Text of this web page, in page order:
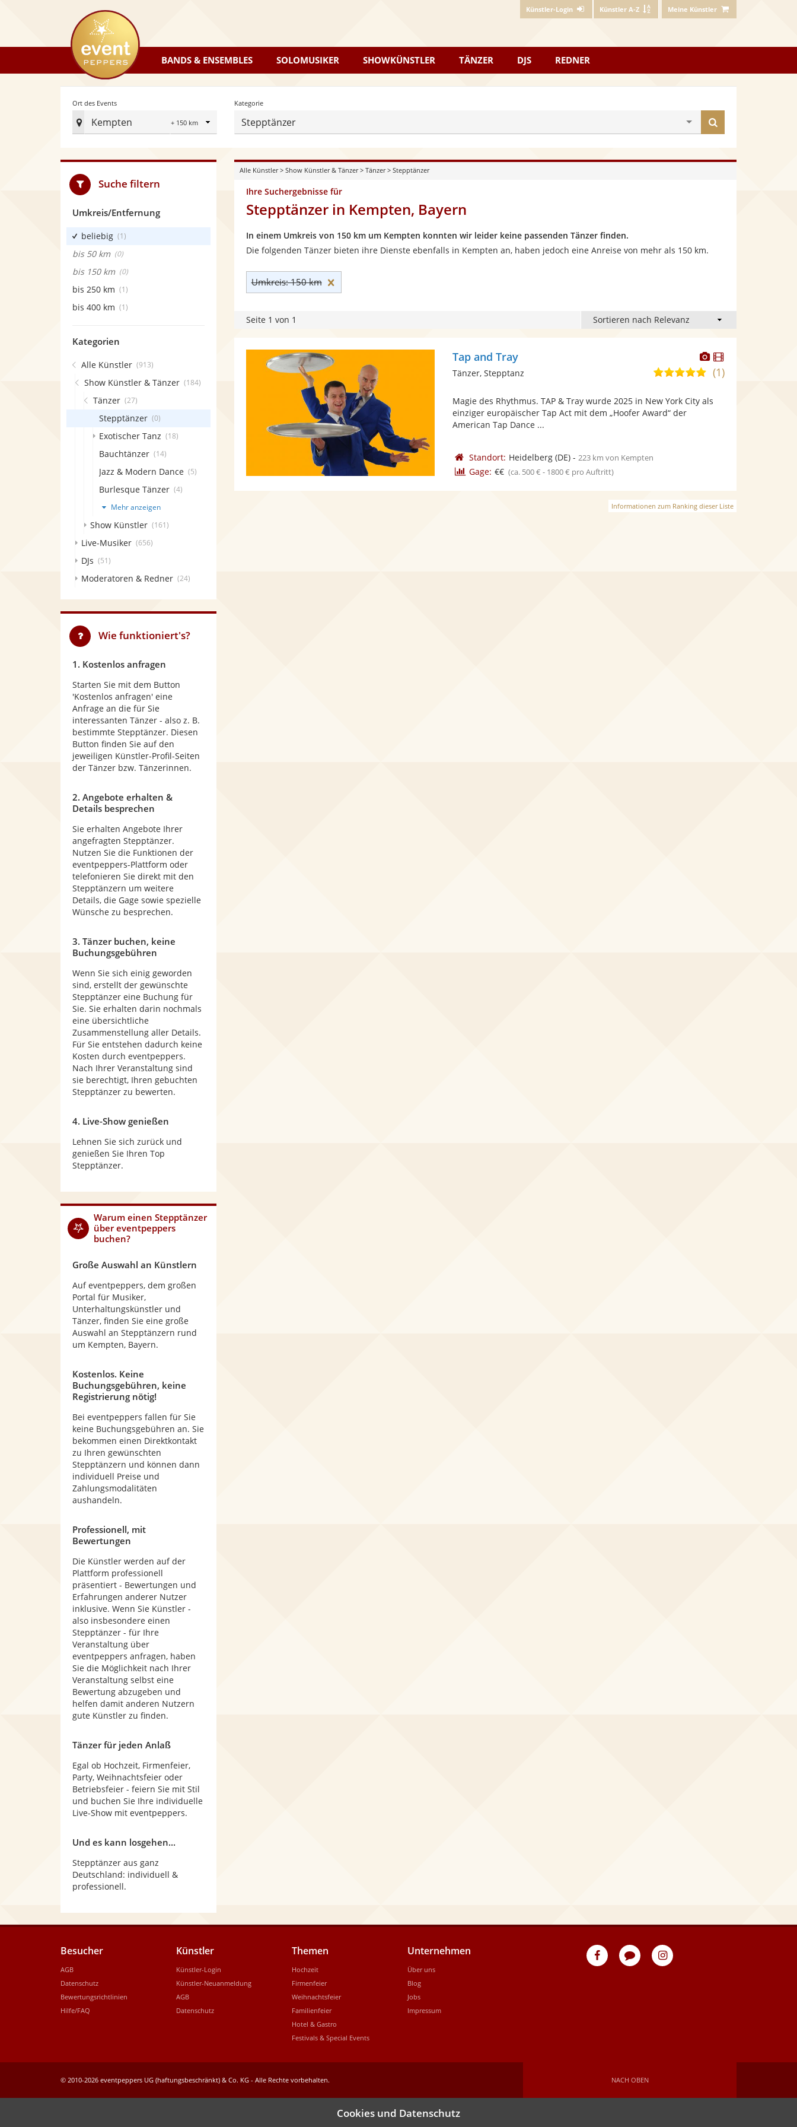
Künstler-Login Künstler A-Z Meine Künstler
eventpeppers
BANDS & ENSEMBLES SOLOMUSIKER SHOWKÜNSTLER TÄNZER DJS REDNER
Ort des Events
Kempten
Radius
Ort
Events
festlegen
Kategorie
Stepptänzer
finden
Alle Künstler> Show Künstler & Tänzer> Tänzer> Stepptänzer
Ihre Suchergebnisse für
Stepptänzer in Kempten, Bayern
In einem Umkreis von 150 km um Kempten konnten wir leider keine passenden Tänzer finden.
Die folgenden Tänzer bieten ihre Dienste ebenfalls in Kempten an, haben jedoch eine Anreise von mehr als 150 km.
Umkreis: 150 km
Seite 1 von 1
Dieser
Künstler
stellt
bereit.
Dieser
Künstler
Tap and Tray
5,0
5
(1)
Tänzer, Stepptanz
Magie des Rhythmus. TAP & Tray wurde 2025 in New York City als
einziger europäischer Tap Act mit dem „Hoofer Award“ der
American Tap Dance ...
Standort: Heidelberg(DE)- 223 km von Kempten
Gage: €€ (ca. 500 € - 1800 € pro Auftritt)
Informationen zum Ranking dieser Liste
Suche filtern
Umkreis/Entfernung
beliebig (1)
bis 50 km (0)
bis 150 km (0)
bis 250 km (1)
bis 400 km (1)
Kategorien
Alle Künstler (913)
Show Künstler & Tänzer (184)
Tänzer (27)
Stepptänzer (0)
Exotischer Tanz (18)
Bauchtänzer (14)
Jazz & Modern Dance (5)
Burlesque Tänzer (4)
Mehr anzeigen
Show Künstler (161)
Live-Musiker (656)
DJs (51)
Moderatoren & Redner (24)
Wie funktioniert's?
1. Kostenlos anfragen
Starten Sie mit dem Button
'Kostenlos anfragen' eine
Anfrage an die für Sie
interessanten Tänzer - also z. B.
bestimmte Stepptänzer. Diesen
Button finden Sie auf den
jeweiligen Künstler-Profil-Seiten
der Tänzer bzw. Tänzerinnen.
2. Angebote erhalten &
Details besprechen
Sie erhalten Angebote Ihrer
angefragten Stepptänzer.
Nutzen Sie die Funktionen der
eventpeppers-Plattform oder
telefonieren Sie direkt mit den
Stepptänzern um weitere
Details, die Gage sowie spezielle
Wünsche zu besprechen.
3. Tänzer buchen, keine
Buchungsgebühren
Wenn Sie sich einig geworden
sind, erstellt der gewünschte
Stepptänzer eine Buchung für
Sie. Sie erhalten darin nochmals
eine übersichtliche
Zusammenstellung aller Details.
Für Sie entstehen dadurch keine
Kosten durch eventpeppers.
Nach Ihrer Veranstaltung sind
sie berechtigt, Ihren gebuchten
Stepptänzer zu bewerten.
4. Live-Show genießen
Lehnen Sie sich zurück und
genießen Sie Ihren Top
Stepptänzer.
Warum einen Stepptänzer
über eventpeppers
buchen?
Große Auswahl an Künstlern
Auf eventpeppers, dem großen
Portal für Musiker,
Unterhaltungskünstler und
Tänzer, finden Sie eine große
Auswahl an Stepptänzern rund
um Kempten, Bayern.
Kostenlos. Keine
Buchungsgebühren, keine
Registrierung nötig!
Bei eventpeppers fallen für Sie
keine Buchungsgebühren an. Sie
bekommen einen Direktkontakt
zu Ihren gewünschten
Stepptänzern und können dann
individuell Preise und
Zahlungsmodalitäten
aushandeln.
Professionell, mit
Bewertungen
Die Künstler werden auf der
Plattform professionell
präsentiert - Bewertungen und
Erfahrungen anderer Nutzer
inklusive. Wenn Sie Künstler -
also insbesondere einen
Stepptänzer - für Ihre
Veranstaltung über
eventpeppers anfragen, haben
Sie die Möglichkeit nach Ihrer
Veranstaltung selbst eine
Bewertung abzugeben und
helfen damit anderen Nutzern
gute Künstler zu finden.
Tänzer für jeden Anlaß
Egal ob Hochzeit, Firmenfeier,
Party, Weihnachtsfeier oder
Betriebsfeier - feiern Sie mit Stil
und buchen Sie Ihre individuelle
Live-Show mit eventpeppers.
Und es kann losgehen...
Stepptänzer aus ganz
Deutschland: individuell &
professionell.
eventpeppersBlog
eventpeppers
Besucher
AGB
Datenschutz
Bewertungsrichtlinien
Hilfe/FAQ
Künstler
Künstler-Login
Künstler-Neuanmeldung
AGB
Datenschutz
Themen
Hochzeit
Firmenfeier
Weihnachtsfeier
Familienfeier
Hotel & Gastro
Festivals & Special Events
Unternehmen
Über uns
Blog
Jobs
Impressum
NACH OBEN
© 2010-2026 eventpeppers UG (haftungsbeschränkt) & Co. KG - Alle Rechte vorbehalten.
Cookies und Datenschutz